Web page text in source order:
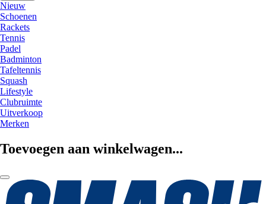
Nieuw
Schoenen
Rackets
Tennis
Padel
Badminton
Tafeltennis
Squash
Lifestyle
Clubruimte
Uitverkoop
Merken
Toevoegen aan winkelwagen...